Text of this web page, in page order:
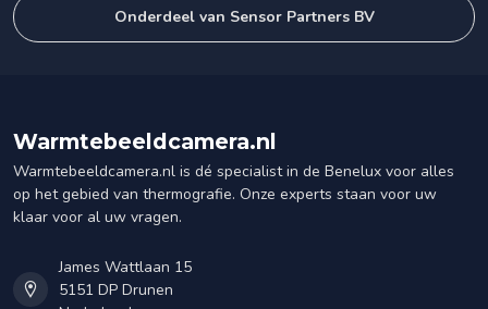
Onderdeel van Sensor Partners BV
Warmtebeeldcamera.nl
Warmtebeeldcamera.nl is dé specialist in de Benelux voor alles
op het gebied van thermografie. Onze experts staan voor uw
klaar voor al uw vragen.
James Wattlaan 15
5151 DP Drunen